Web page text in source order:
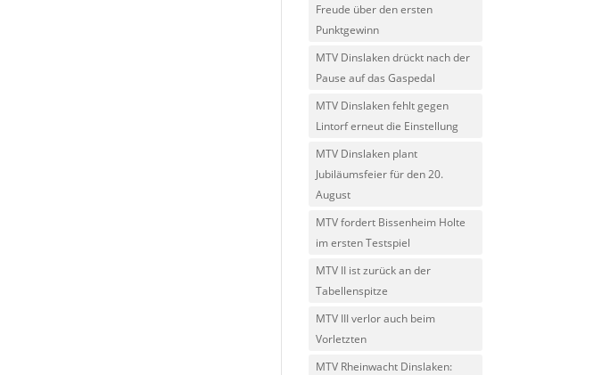
Freude über den ersten
Punktgewinn
MTV Dinslaken drückt nach der
Pause auf das Gaspedal
MTV Dinslaken fehlt gegen
Lintorf erneut die Einstellung
MTV Dinslaken plant
Jubiläumsfeier für den 20.
August
MTV fordert Bissenheim Holte
im ersten Testspiel
MTV II ist zurück an der
Tabellenspitze
MTV III verlor auch beim
Vorletzten
MTV Rheinwacht Dinslaken: